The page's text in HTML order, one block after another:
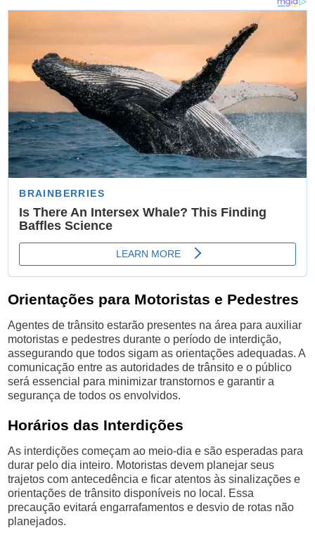
Orientações para Motoristas e Pedestres
Agentes de trânsito estarão presentes na área para auxiliar
motoristas e pedestres durante o período de interdição,
assegurando que todos sigam as orientações adequadas. A
comunicação entre as autoridades de trânsito e o público
será essencial para minimizar transtornos e garantir a
segurança de todos os envolvidos.
Horários das Interdições
As interdições começam ao meio-dia e são esperadas para
durar pelo dia inteiro. Motoristas devem planejar seus
trajetos com antecedência e ficar atentos às sinalizações e
orientações de trânsito disponíveis no local. Essa
precaução evitará engarrafamentos e desvio de rotas não
planejados.